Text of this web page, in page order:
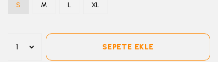
S M L XL
SEPETE EKLE